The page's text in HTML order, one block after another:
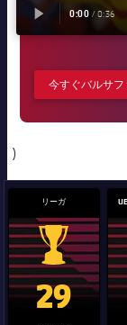
今すぐバルサフ
)
リーガ
La Liga
29